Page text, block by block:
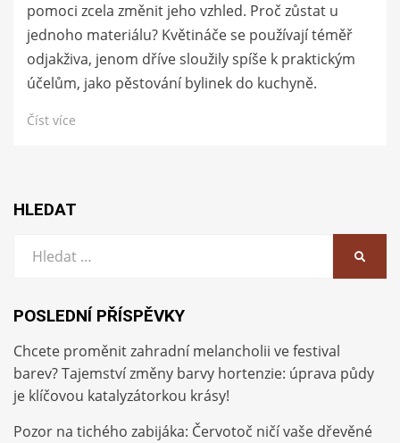
pomoci zcela změnit jeho vzhled. Proč zůstat u
jednoho materiálu? Květináče se používají téměř
odjakživa, jenom dříve sloužily spíše k praktickým
účelům, jako pěstování bylinek do kuchyně.
Číst více
HLEDAT
POSLEDNÍ PŘÍSPĚVKY
Chcete proměnit zahradní melancholii ve festival
barev? Tajemství změny barvy hortenzie: úprava půdy
je klíčovou katalyzátorkou krásy!
Pozor na tichého zabijáka: Červotoč ničí vaše dřevěné